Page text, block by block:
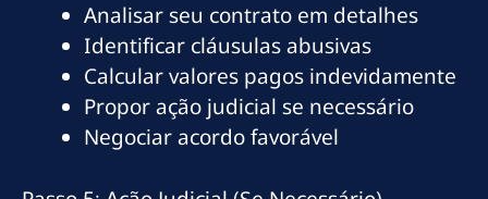
Analisar seu contrato em detalhes
Identificar cláusulas abusivas
Calcular valores pagos indevidamente
Propor ação judicial se necessário
Negociar acordo favorável